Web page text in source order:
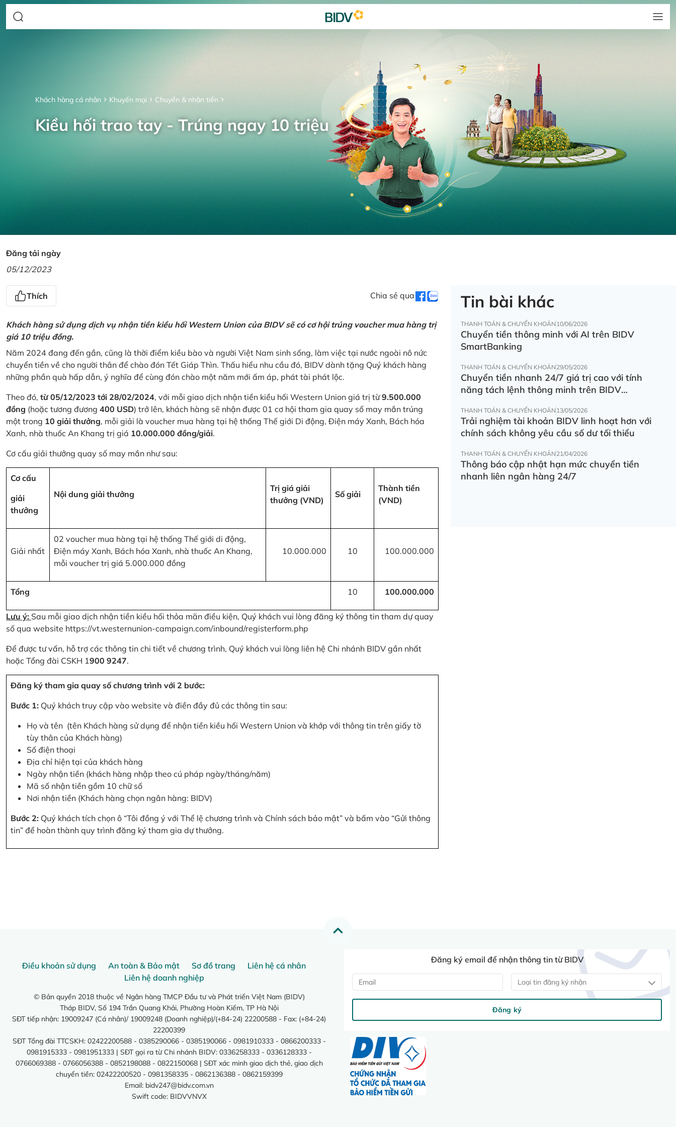
Khách hàng cá nhân Khuyến mại Chuyển & nhận tiền
Kiều hối trao tay - Trúng ngay 10 triệu
Đăng tải ngày
05/12/2023
Thích Chia sẻ qua
Khách hàng sử dụng dịch vụ nhận tiền kiều hối Western Union của BIDV sẽ có cơ hội trúng voucher mua hàng trị
giá 10 triệu đồng.
Năm 2024 đang đến gần, cũng là thời điểm kiều bào và người Việt Nam sinh sống, làm việc tại nước ngoài nô nức
chuyển tiền về cho người thân để chào đón Tết Giáp Thìn. Thấu hiểu nhu cầu đó, BIDV dành tặng Quý khách hàng
những phần quà hấp dẫn, ý nghĩa để cùng đón chào một năm mới ấm áp, phát tài phát lộc.
Theo đó, từ 05/12/2023 tới 28/02/2024, với mỗi giao dịch nhận tiền kiều hối Western Union giá trị từ9.500.000
đồng (hoặc tương đương 400 USD) trở lên, khách hàng sẽ nhận được 01 cơ hội tham gia quay số may mắn trúng
một trong 10 giải thưởng, mỗi giải là voucher mua hàng tại hệ thống Thế giới Di động, Điện máy Xanh, Bách hóa
Xanh, nhà thuốc An Khang trị giá 10.000.000 đồng/giải.
Cơ cấu giải thưởng quay số may mắn như sau:
Cơ cấu
giải
thưởng
Nội dung giải thưởng
Trị giá giải
thưởng (VND)
Số giải
Thành tiền
(VND)
Giải nhất
02 voucher mua hàng tại hệ thống Thế giới di động,
Điện máy Xanh, Bách hóa Xanh, nhà thuốc An Khang,
mỗi voucher trị giá 5.000.000 đồng
10.000.000 10 100.000.000
Tổng 10 100.000.000
Lưu ý: Sau mỗi giao dịch nhận tiền kiều hối thỏa mãn điều kiện, Quý khách vui lòng đăng ký thông tin tham dự quay
số qua website https://vt.westernunion-campaign.com/inbound/registerform.php
Để được tư vấn, hỗ trợ các thông tin chi tiết về chương trình, Quý khách vui lòng liên hệ Chi nhánh BIDV gần nhất
hoặc Tổng đài CSKH 1900 9247.
Đăng ký tham gia quay số chương trình với 2 bước:
Bước 1: Quý khách truy cập vào website và điền đầy đủ các thông tin sau:
Họ và tên (tên Khách hàng sử dụng để nhận tiền kiều hối Western Union và khớp với thông tin trên giấy tờ
tùy thân của Khách hàng)
Số điện thoại
Địa chỉ hiện tại của khách hàng
Ngày nhận tiền (khách hàng nhập theo cú pháp ngày/tháng/năm)
Mã số nhận tiền gồm 10 chữ số
Nơi nhận tiền (Khách hàng chọn ngân hàng: BIDV)
Bước 2: Quý khách tích chọn ô “Tôi đồng ý với Thể lệ chương trình và Chính sách bảo mật” và bấm vào “Gửi thông
tin” để hoàn thành quy trình đăng ký tham gia dự thưởng.
Tin bài khác
THANH TOÁN & CHUYỂN KHOẢN 10/06/2026
Chuyển tiền thông minh với AI trên BIDV
SmartBanking
THANH TOÁN & CHUYỂN KHOẢN 29/05/2026
Chuyển tiền nhanh 24/7 giá trị cao với tính
năng tách lệnh thông minh trên BIDV
THANH TOÁN & CHUYỂN KHOẢN 13/05/2026
Trải nghiệm tài khoản BIDV linh hoạt hơn với
chính sách không yêu cầu số dư tối thiểu
THANH TOÁN & CHUYỂN KHOẢN 21/04/2026
Thông báo cập nhật hạn mức chuyển tiền
nhanh liên ngân hàng 24/7
Điều khoản sử dụng An toàn & Bảo mật Sơ đồ trang
Liên hệ cá nhân
Liên hệ doanh nghiệp
© Bản quyền 2018 thuộc về Ngân hàng TMCP Đầu tư và Phát triển Việt Nam (BIDV)
Tháp BIDV, Số 194 Trần Quang Khải, Phường Hoàn Kiếm, TP Hà Nội
SĐT tiếp nhận: 19009247 (Cá nhân)/ 19009248 (Doanh nghiệp)/(+84-24) 22200588 - Fax: (+84-24)
22200399
SĐT Tổng đài TTCSKH: 02422200588 - 0385290066 - 0385190066 - 0981910333 - 0866200333 -
0981915333 - 0981951333 | SĐT gọi ra từ Chi nhánh BIDV: 0336258333 - 0336128333 -
0766069388 - 0766056388 - 0852198088 - 0822150068 | SĐT xác minh giao dịch thẻ, giao dịch
chuyển tiền: 02422200520 - 0981358335 - 0862136388 - 0862159399
Email: bidv247@bidv.com.vn
Swift code: BIDVVNVX
Đăng ký email để nhận thông tin từ BIDV
Loại tin đăng ký nhận
Đăng ký